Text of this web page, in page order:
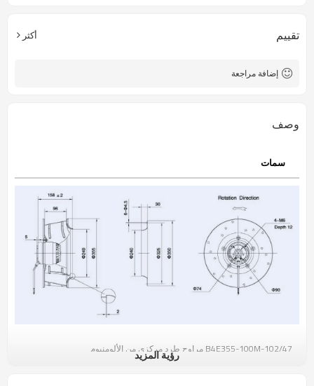
تقييم أكثر
إضافة مراجعة
وصف
سمات
B4E355-100M-102/47 مراوح طرد مركزي من الألومنيوم
رؤية المزيد